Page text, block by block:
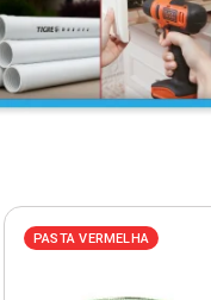
PASTA VERMELHA